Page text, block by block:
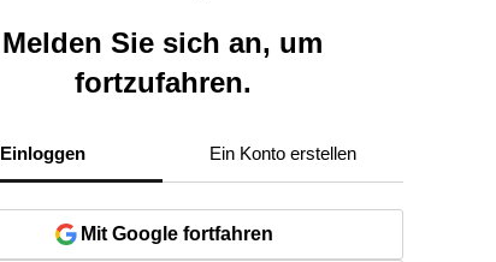
Melden Sie sich an, um
fortzufahren.
Einloggen Ein Konto erstellen
Mit Google fortfahren